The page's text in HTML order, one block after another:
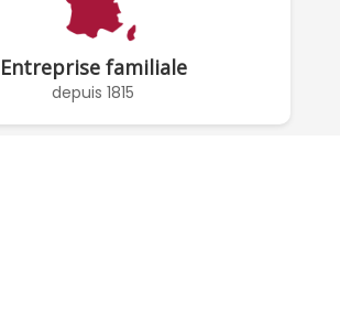
Entreprise familiale
depuis 1815